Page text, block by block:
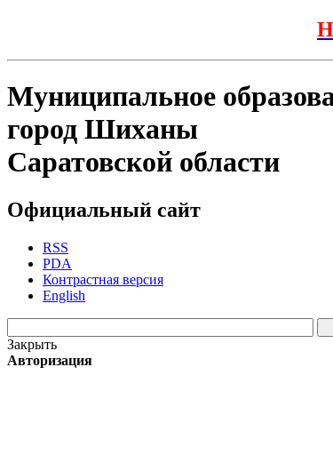
Муниципальное
город Шиханы
Саратовской области
Официальный сайт
RSS
PDA
Контрастная версия
English
Закрыть
Авторизация